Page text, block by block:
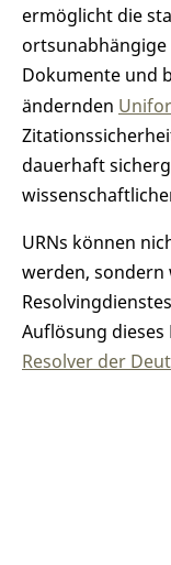
ermöglicht die
Dokumente und
ändernden
dauerhaft
URNs können
werden, sondern
Auflösung
Resolver der